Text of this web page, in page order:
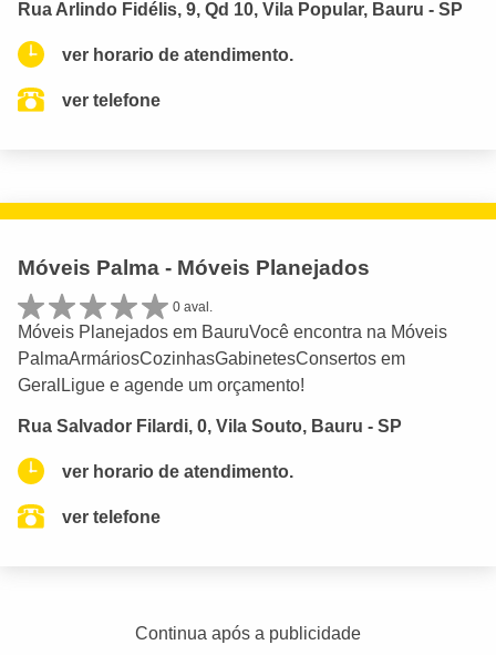
Rua Arlindo Fidélis, 9, Qd 10, Vila Popular, Bauru - SP
ver horario de atendimento.
ver telefone
Móveis Palma - Móveis Planejados
0 aval.
Móveis Planejados em BauruVocê encontra na Móveis
PalmaArmáriosCozinhasGabinetesConsertos em
GeralLigue e agende um orçamento!
Rua Salvador Filardi, 0, Vila Souto, Bauru - SP
ver horario de atendimento.
ver telefone
Continua após a publicidade